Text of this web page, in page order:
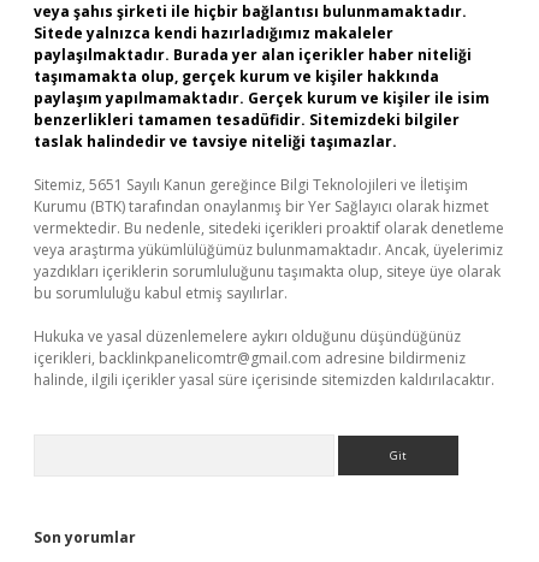
veya şahıs şirketi ile hiçbir bağlantısı bulunmamaktadır.
Sitede yalnızca kendi hazırladığımız makaleler
paylaşılmaktadır. Burada yer alan içerikler haber niteliği
taşımamakta olup, gerçek kurum ve kişiler hakkında
paylaşım yapılmamaktadır. Gerçek kurum ve kişiler ile isim
benzerlikleri tamamen tesadüfidir. Sitemizdeki bilgiler
taslak halindedir ve tavsiye niteliği taşımazlar.
Sitemiz, 5651 Sayılı Kanun gereğince Bilgi Teknolojileri ve İletişim
Kurumu (BTK) tarafından onaylanmış bir Yer Sağlayıcı olarak hizmet
vermektedir. Bu nedenle, sitedeki içerikleri proaktif olarak denetleme
veya araştırma yükümlülüğümüz bulunmamaktadır. Ancak, üyelerimiz
yazdıkları içeriklerin sorumluluğunu taşımakta olup, siteye üye olarak
bu sorumluluğu kabul etmiş sayılırlar.
Hukuka ve yasal düzenlemelere aykırı olduğunu düşündüğünüz
içerikleri, backlinkpanelicomtr@gmail.com adresine bildirmeniz
halinde, ilgili içerikler yasal süre içerisinde sitemizden kaldırılacaktır.
Son yorumlar